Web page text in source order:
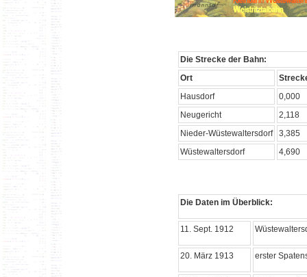
Die Strecke der Bahn:
Ort
Hausdorf
0,000
Neugericht
2,118
Nieder-Wüstewaltersdorf
3,385
Wüstewaltersdorf
4,690
Die Daten im Überblick:
11. Sept. 1912
20. März 1913 erster